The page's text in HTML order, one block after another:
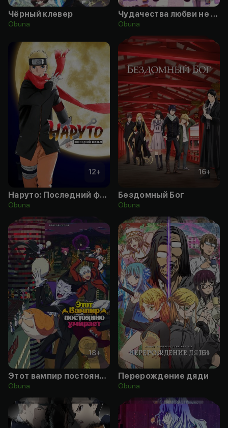
Чёрный клевер
Obuna
Чудачества любви не помеха! История Рикки
Obuna
12+
Наруто: Последний фильм
Obuna
16+
Бездомный Бог
Obuna
18+
Этот вампир постоянно умирает
Obuna
16+
Перерождение дяди
Obuna